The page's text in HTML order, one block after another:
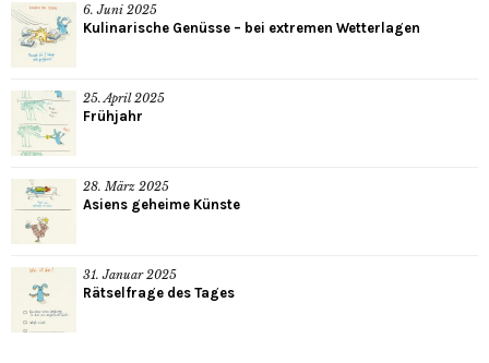
6. Juni 2025
Kulinarische Genüsse – bei extremen Wetterlagen
25. April 2025
Frühjahr
28. März 2025
Asiens geheime Künste
31. Januar 2025
Rätselfrage des Tages